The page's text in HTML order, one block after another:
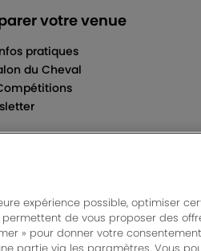
votre venue
pratiques
du Cheval
Events And More | Rue Jean
And More|Mentions légales|
expérience possible, optimiser
de vous proposer des
» pour donner votre